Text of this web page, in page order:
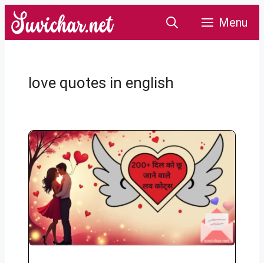
Skip
to
content
Menu
love quotes in english